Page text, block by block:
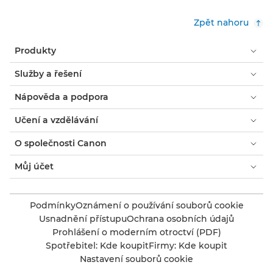
Zpět nahoru
Produkty
Služby a řešení
Nápověda a podpora
Učení a vzdělávání
O společnosti Canon
Můj účet
PodmínkyOznámení o používání souborů cookie
Usnadnění přístupuOchrana osobních údajů
Prohlášení o moderním otroctví (PDF)
Spotřebitel: Kde koupitFirmy: Kde koupit
Nastavení souborů cookie